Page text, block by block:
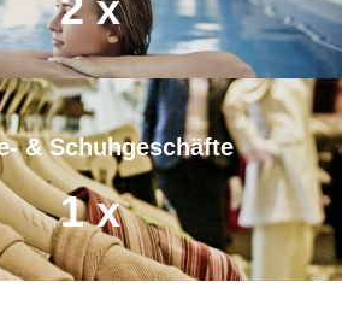
& Schuhgeschäfte
1 x